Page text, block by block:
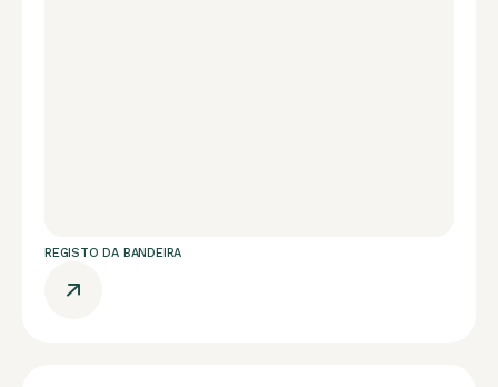
REGISTO DA BANDEIRA